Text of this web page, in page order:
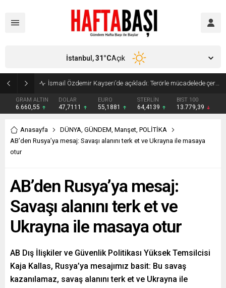
Süleyman Soylu ‘çok korktum’ deyip ilk kez açıkladı: En büyük tehdit dışarısıdır!
GRAM ALTIN
6.660,55
DOLAR
47,7111
EURO
55,1881
STERLİN
64,4139
BIST 100
13.779,39
İstanbul,31°CAçık
Anasayfa DÜNYA, GÜNDEM, Manşet, POLİTİKA
AB’den Rusya’ya mesaj: Savaşı alanını terk et ve Ukrayna ile masaya
otur
AB’den Rusya’ya mesaj:
Savaşı alanını terk et ve
Ukrayna ile masaya otur
AB Dış İlişkiler ve Güvenlik Politikası Yüksek Temsilcisi
Kaja Kallas, Rusya’ya mesajımız basit: Bu savaş
kazanılamaz, savaş alanını terk et ve Ukrayna ile